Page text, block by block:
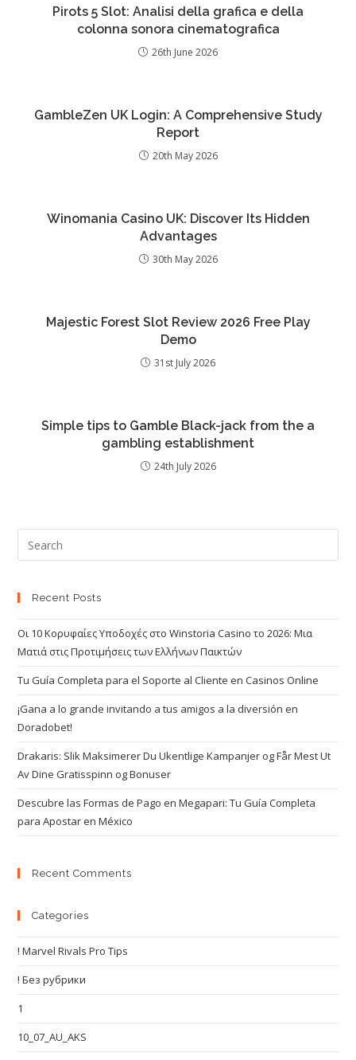
Pirots 5 Slot: Analisi della grafica e della
colonna sonora cinematografica
26th June 2026
GambleZen UK Login: A Comprehensive Study
Report
20th May 2026
Winomania Casino UK: Discover Its Hidden
Advantages
30th May 2026
Majestic Forest Slot Review 2026 Free Play
Demo
31st July 2026
Simple tips to Gamble Black-jack from the a
gambling establishment
24th July 2026
Recent Posts
Οι 10 Κορυφαίες Υποδοχές στο Winstoria Casino το 2026: Μια
Ματιά στις Προτιμήσεις των Ελλήνων Παικτών
Tu Guía Completa para el Soporte al Cliente en Casinos Online
¡Gana a lo grande invitando a tus amigos a la diversión en
Doradobet!
Drakaris: Slik Maksimerer Du Ukentlige Kampanjer og Får Mest Ut
Av Dine Gratisspinn og Bonuser
Descubre las Formas de Pago en Megapari: Tu Guía Completa
para Apostar en México
Recent Comments
Categories
! Marvel Rivals Pro Tips
! Без рубрики
1
10_07_AU_AKS